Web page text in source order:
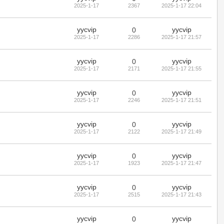
2025-1-17 2367 2025-1-17 22:04
yycvip
2025-1-17
0
2286
yycvip
2025-1-17 21:57
yycvip
2025-1-17
0
2171
yycvip
2025-1-17 21:55
yycvip
2025-1-17
0
2246
yycvip
2025-1-17 21:51
yycvip
2025-1-17
0
2122
yycvip
2025-1-17 21:49
yycvip
2025-1-17
0
1923
yycvip
2025-1-17 21:47
yycvip
2025-1-17
0
2515
yycvip
2025-1-17 21:43
yycvip 0 yycvip